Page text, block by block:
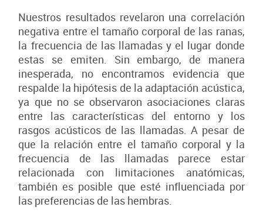
Nuestros resultados revelaron una correlación
negativa entre el tamaño corporal de las ranas,
la frecuencia de las llamadas y el lugar donde
estas se emiten. Sin embargo, de manera
inesperada, no encontramos evidencia que
respalde la hipótesis de la adaptación acústica,
ya que no se observaron asociaciones claras
entre las características del entorno y los
rasgos acústicos de las llamadas. A pesar de
que la relación entre el tamaño corporal y la
frecuencia de las llamadas parece estar
relacionada con limitaciones anatómicas,
también es posible que esté influenciada por
las preferencias de las hembras.